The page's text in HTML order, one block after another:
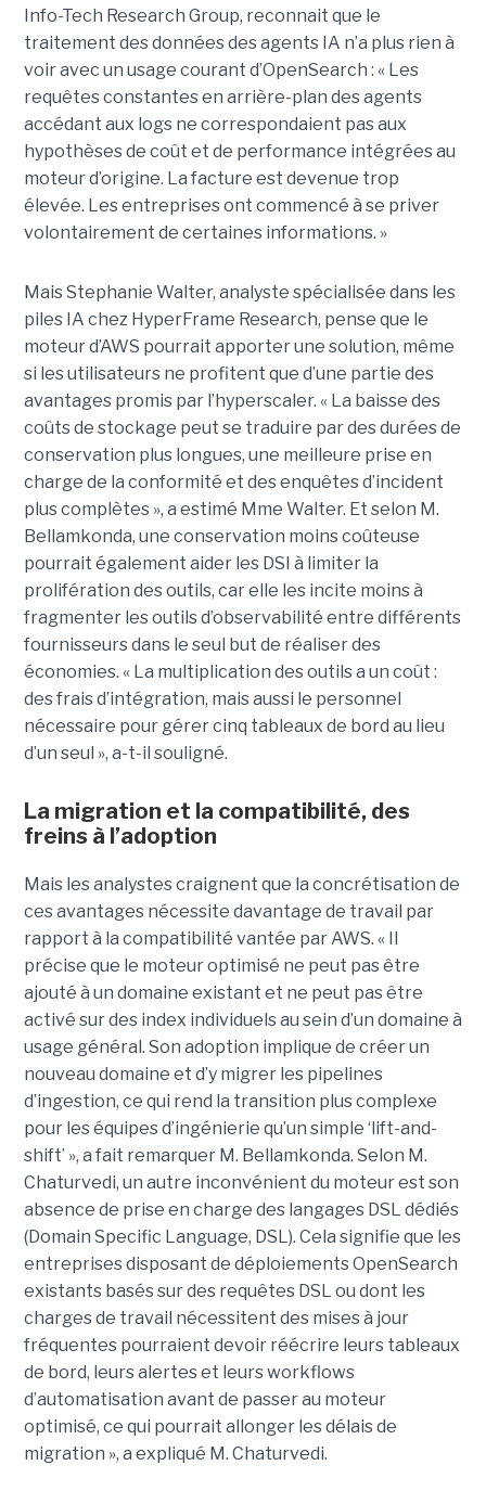
Info-Tech Research Group, reconnait que le
traitement des données des agents IA n’a plus rien à
voir avec un usage courant d’OpenSearch : « Les
requêtes constantes en arrière-plan des agents
accédant aux logs ne correspondaient pas aux
hypothèses de coût et de performance intégrées au
moteur d’origine. La facture est devenue trop
élevée. Les entreprises ont commencé à se priver
volontairement de certaines informations. »
Mais Stephanie Walter, analyste spécialisée dans les
piles IA chez HyperFrame Research, pense que le
moteur d’AWS pourrait apporter une solution, même
si les utilisateurs ne profitent que d’une partie des
avantages promis par l’hyperscaler. « La baisse des
coûts de stockage peut se traduire par des durées de
conservation plus longues, une meilleure prise en
charge de la conformité et des enquêtes d’incident
plus complètes », a estimé Mme Walter. Et selon M.
Bellamkonda, une conservation moins coûteuse
pourrait également aider les DSI à limiter la
prolifération des outils, car elle les incite moins à
fragmenter les outils d’observabilité entre différents
fournisseurs dans le seul but de réaliser des
économies. « La multiplication des outils a un coût :
des frais d’intégration, mais aussi le personnel
nécessaire pour gérer cinq tableaux de bord au lieu
d’un seul », a-t-il souligné.
La migration et la compatibilité, des
freins à l’adoption
Mais les analystes craignent que la concrétisation de
ces avantages nécessite davantage de travail par
rapport à la compatibilité vantée par AWS. « Il
précise que le moteur optimisé ne peut pas être
ajouté à un domaine existant et ne peut pas être
activé sur des index individuels au sein d’un domaine à
usage général. Son adoption implique de créer un
nouveau domaine et d’y migrer les pipelines
d’ingestion, ce qui rend la transition plus complexe
pour les équipes d’ingénierie qu’un simple ‘lift-and-
shift’ », a fait remarquer M. Bellamkonda. Selon M.
Chaturvedi, un autre inconvénient du moteur est son
absence de prise en charge des langages DSL dédiés
(Domain Specific Language, DSL). Cela signifie que les
entreprises disposant de déploiements OpenSearch
existants basés sur des requêtes DSL ou dont les
charges de travail nécessitent des mises à jour
fréquentes pourraient devoir réécrire leurs tableaux
de bord, leurs alertes et leurs workflows
d’automatisation avant de passer au moteur
optimisé, ce qui pourrait allonger les délais de
migration », a expliqué M. Chaturvedi.